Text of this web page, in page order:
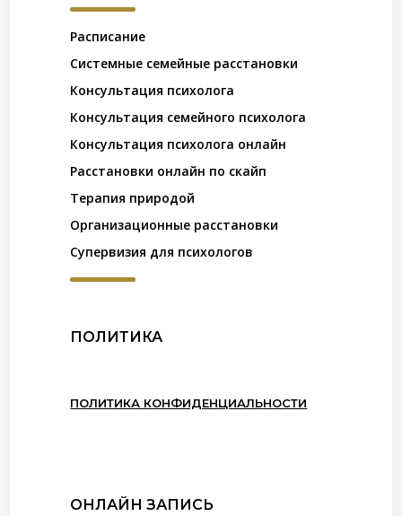
Расписание
Системные семейные расстановки
Консультация психолога
Консультация семейного психолога
Консультация психолога онлайн
Расстановки онлайн по скайп
Терапия природой
Организационные расстановки
Супервизия для психологов
ПОЛИТИКА
ПОЛИТИКА КОНФИДЕНЦИАЛЬНОСТИ
ОНЛАЙН ЗАПИСЬ